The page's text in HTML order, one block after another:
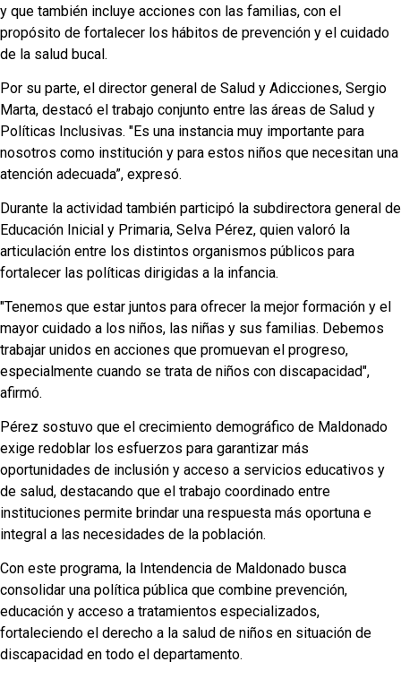
y que también incluye acciones con las familias, con el
propósito de fortalecer los hábitos de prevención y el cuidado
de la salud bucal.
Por su parte, el director general de Salud y Adicciones, Sergio
Marta, destacó el trabajo conjunto entre las áreas de Salud y
Políticas Inclusivas. "Es una instancia muy importante para
nosotros como institución y para estos niños que necesitan una
atención adecuada”, expresó.
Durante la actividad también participó la subdirectora general de
Educación Inicial y Primaria, Selva Pérez, quien valoró la
articulación entre los distintos organismos públicos para
fortalecer las políticas dirigidas a la infancia.
"Tenemos que estar juntos para ofrecer la mejor formación y el
mayor cuidado a los niños, las niñas y sus familias. Debemos
trabajar unidos en acciones que promuevan el progreso,
especialmente cuando se trata de niños con discapacidad",
afirmó.
Pérez sostuvo que el crecimiento demográfico de Maldonado
exige redoblar los esfuerzos para garantizar más
oportunidades de inclusión y acceso a servicios educativos y
de salud, destacando que el trabajo coordinado entre
instituciones permite brindar una respuesta más oportuna e
integral a las necesidades de la población.
Con este programa, la Intendencia de Maldonado busca
consolidar una política pública que combine prevención,
educación y acceso a tratamientos especializados,
fortaleciendo el derecho a la salud de niños en situación de
discapacidad en todo el departamento.